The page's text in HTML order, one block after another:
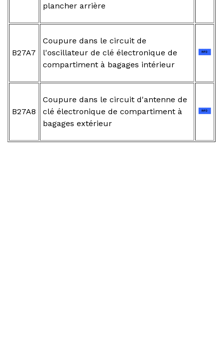
plancher arrière
B27A7
Coupure dans le circuit de
l'oscillateur de clé électronique de
compartiment à bagages intérieur
B27A8
Coupure dans le circuit d'antenne de
clé électronique de compartiment à
bagages extérieur